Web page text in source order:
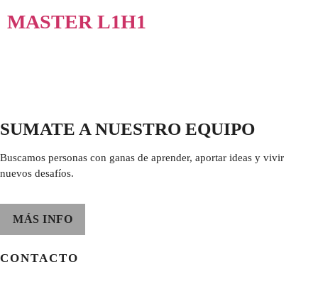
MASTER L1H1
SUMATE A NUESTRO EQUIPO
Buscamos personas con ganas de aprender, aportar ideas y vivir
nuevos desafíos.
MÁS INFO
CONTACTO